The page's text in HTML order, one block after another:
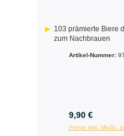
103 prämierte Biere
zum Nachbrauen
Artikel-Nummer:
9,90 €
Preise inkl. MwSt.